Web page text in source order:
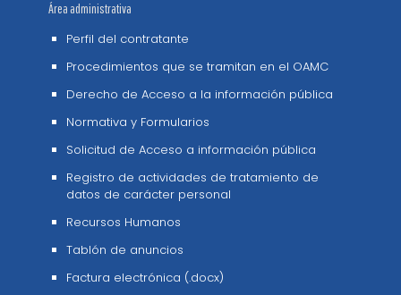
Área administrativa
Perfil del contratante
Procedimientos que se tramitan en el OAMC
Derecho de Acceso a la información pública
Normativa y Formularios
Solicitud de Acceso a información pública
Registro de actividades de tratamiento de
datos de carácter personal
Recursos Humanos
Tablón de anuncios
Factura electrónica (.docx)